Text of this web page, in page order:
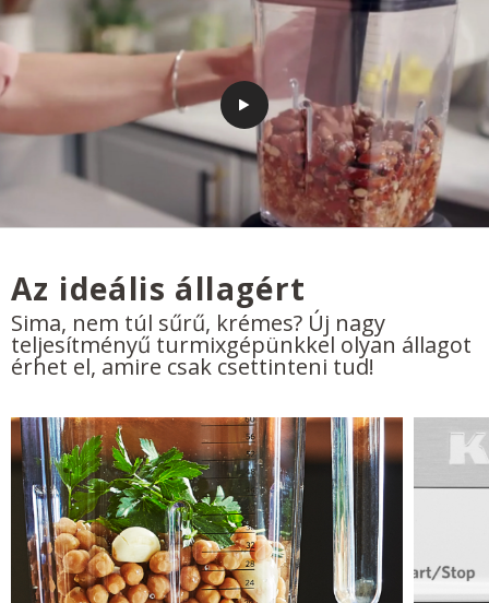
Az ideális állagért
Sima, nem túl sűrű, krémes? Új nagy
teljesítményű turmixgépünkkel olyan állagot
érhet el, amire csak csettinteni tud!